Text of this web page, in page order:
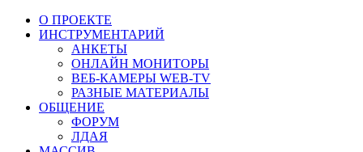
О ПРОЕКТЕ
ИНСТРУМЕНТАРИЙ
АНКЕТЫ
ОНЛАЙН МОНИТОРЫ
ВЕБ-КАМЕРЫ WEB-TV
РАЗНЫЕ МАТЕРИАЛЫ
ОБЩЕНИЕ
ФОРУМ
ЛДАЯ